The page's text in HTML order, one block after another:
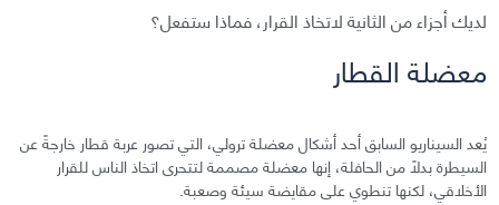
لديك أجزاء من الثانية لاتخاذ القرار، فماذا ستفعل؟
معضلة القطار
يُعد السيناريو السابق أحد أشكال معضلة ترولي، التي تصور عربة قطار خارجةً عن
السيطرة بدلاً من الحافلة، إنها معضلة مصممة لتتحرى اتخاذ الناس للقرار
الأخلاقي، لكنها تنطوي على مقايضة سيئة وصعبة.